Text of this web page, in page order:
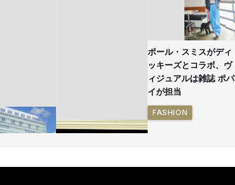
ポール・スミスがディ
ッキーズとコラボ、ヴ
ィジュアルは雑誌 ポパ
イが担当
FASHION